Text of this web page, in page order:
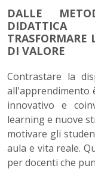
DALLE
DIDATTICA
TRASFORMARE
DI VALORE
Contrastare la
all'apprendimento
innovativo e
learning e nuove
motivare gli
aula e vita reale.
per docenti che